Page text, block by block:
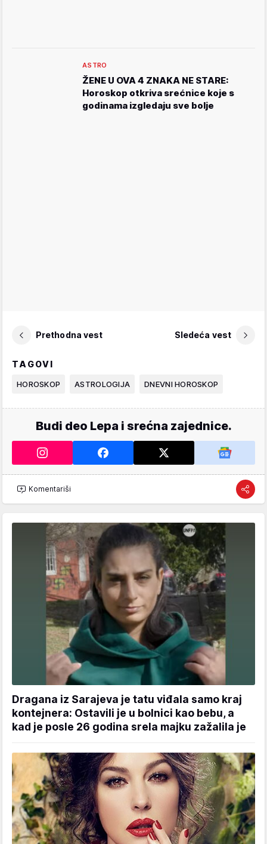
ASTRO
ŽENE U OVA 4 ZNAKA NE STARE:
Horoskop otkriva srećnice koje s
godinama izgledaju sve bolje
Prethodna vest Sledeća vest
TAGOVI
HOROSKOP ASTROLOGIJA DNEVNI HOROSKOP
Budi deo Lepa i srećna zajednice.
Komentariši
Dragana iz Sarajeva je tatu viđala samo kraj
kontejnera: Ostavili je u bolnici kao bebu, a
kad je posle 26 godina srela majku zažalila je